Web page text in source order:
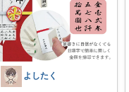
よしたく